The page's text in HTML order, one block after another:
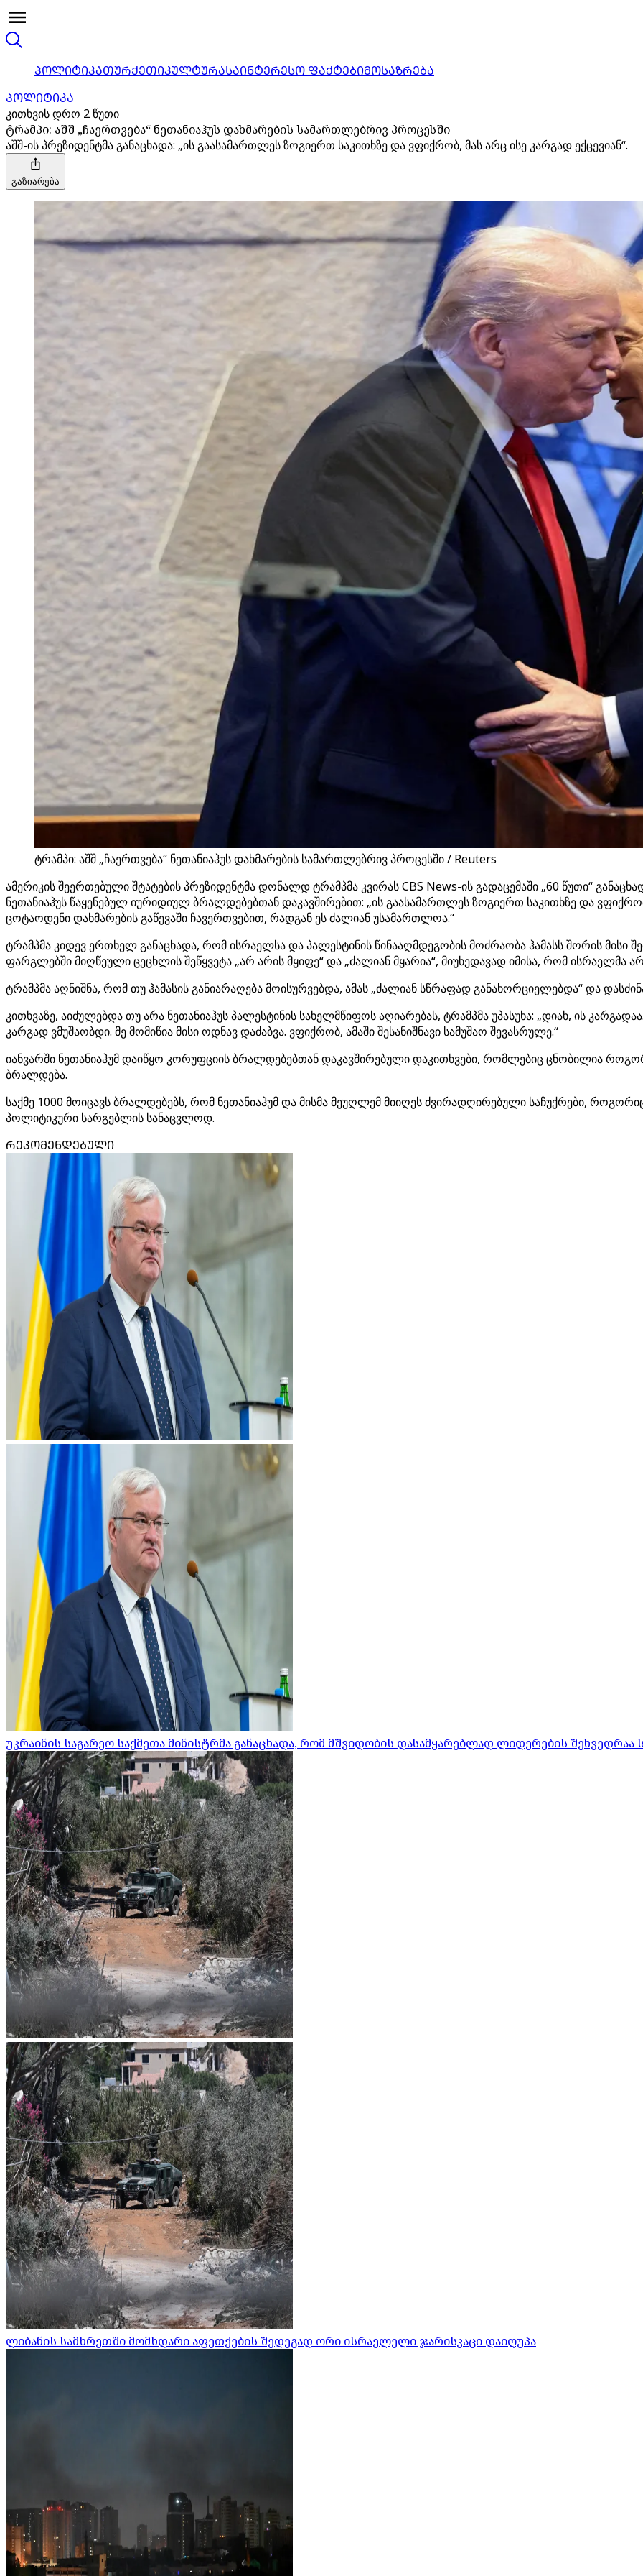
ᲞᲝᲚᲘᲢᲘᲙᲐᲗᲣᲠᲥᲔᲗᲘᲙᲣᲚᲢᲣᲠᲐᲡᲐᲘᲜᲢᲔᲠᲔᲡᲝ ᲤᲐᲥᲢᲔᲑᲘᲛᲝᲡᲐᲖᲠᲔᲑᲐ
ᲞᲝᲚᲘᲢᲘᲙᲐ
კითხვის დრო 2 წუთი
ტრამპი: აშშ „ჩაერთვება“ ნეთანიაჰუს დახმარების სამართლებრივ პროცესში
აშშ-ის პრეზიდენტმა განაცხადა: „ის გაასამართლეს ზოგიერთ საკითხზე და ვფიქრობ, მას არც ისე კარგად ექცევიან“.
გაზიარება
ტრამპი: აშშ „ჩაერთვება“ ნეთანიაჰუს დახმარების სამართლებრივ პროცესში / Reuters
ამერიკის შეერთებული შტატების პრეზიდენტმა დონალდ ტრამპმა კვირას CBS News-ის გადაცემაში „60 წუთი“
ნეთანიაჰუს წაყენებულ იურიდიულ ბრალდებებთან დაკავშირებით: „ის გაასამართლეს ზოგიერთ საკითხზე და
ცოტაოდენი დახმარების გაწევაში ჩავერთვებით, რადგან ეს ძალიან უსამართლოა.“
ტრამპმა კიდევ ერთხელ განაცხადა, რომ ისრაელსა და პალესტინის წინააღმდეგობის მოძრაობა ჰამასს შორის მისი
ფარგლებში მიღწეული ცეცხლის შეწყვეტა „არ არის მყიფე“ და „ძალიან მყარია“, მიუხედავად იმისა, რომ ისრაელმა
ტრამპმა აღნიშნა, რომ თუ ჰამასის განიარაღება მოისურვებდა, ამას „ძალიან სწრაფად განახორციელებდა“ და
კითხვაზე, აიძულებდა თუ არა ნეთანიაჰუს პალესტინის სახელმწიფოს აღიარებას, ტრამპმა უპასუხა: „დიახ, ის
კარგად ვმუშაობდი. მე მომიწია მისი ოდნავ დაძაბვა. ვფიქრობ, ამაში შესანიშნავი სამუშაო შევასრულე.“
იანვარში ნეთანიაჰუმ დაიწყო კორუფციის ბრალდებებთან დაკავშირებული დაკითხვები, რომლებიც ცნობილია
ბრალდება.
საქმე 1000 მოიცავს ბრალდებებს, რომ ნეთანიაჰუმ და მისმა მეუღლემ მიიღეს ძვირადღირებული საჩუქრები,
პოლიტიკური სარგებლის სანაცვლოდ.
ᲠᲔᲙᲝᲛᲔᲜᲓᲔᲑᲣᲚᲘ
უკრაინის საგარეო საქმეთა მინისტრმა განაცხადა, რომ მშვიდობის დასამყარებლად ლიდერების შეხვედრაა
ლიბანის სამხრეთში მომხდარი აფეთქების შედეგად ორი ისრაელელი ჯარისკაცი დაიღუპა